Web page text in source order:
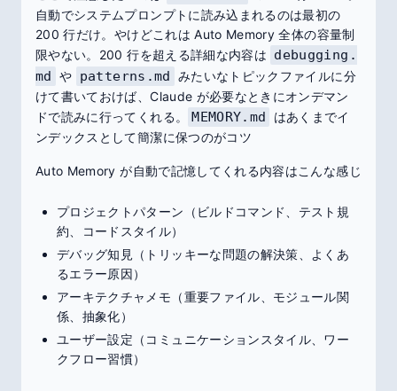
自動でシステムプロンプトに読み込まれるのは最初の
200 行だけ。やけどこれは Auto Memory 全体の容量制
限やない。200 行を超える詳細な内容は debugging.
md や patterns.md みたいなトピックファイルに分
けて書いておけば、Claude が必要なときにオンデマン
ドで読みに行ってくれる。
MEMORY.md
はあくまでイ
ンデックスとして簡潔に保つのがコツ
Auto Memory が自動で記憶してくれる内容はこんな感じ
プロジェクトパターン（ビルドコマンド、テスト規
約、コードスタイル）
デバッグ知見（トリッキーな問題の解決策、よくあ
るエラー原因）
アーキテクチャメモ（重要ファイル、モジュール関
係、抽象化）
ユーザー設定（コミュニケーションスタイル、ワー
クフロー習慣）